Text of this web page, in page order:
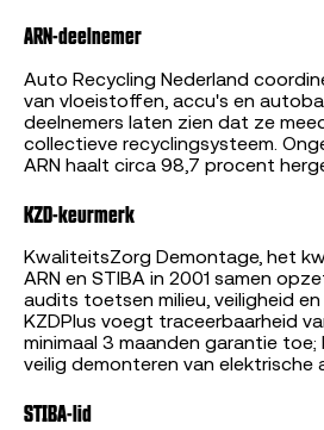
ARN-deelnemer
Auto Recycling Nederland
van vloeistoffen, accu's en
deelnemers laten zien dat ze
collectieve recyclingsysteem.
ARN haalt circa 98,7 procent
KZD-keurmerk
KwaliteitsZorg Demontage, het
ARN en STIBA in 2001 samen
audits toetsen milieu, veiligheid
KZDPlus voegt traceerbaarheid
minimaal 3 maanden garantie
veilig demonteren van elektrische
STIBA-lid